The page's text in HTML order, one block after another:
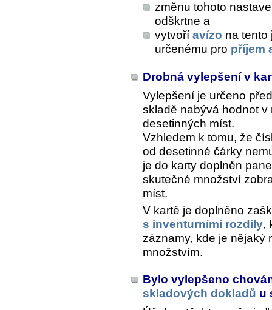
změnu tohoto
odškrtne a
vytvoří avízo na tento
určenému pro příjem
Drobná vylepšení v
Vylepšení je určeno
skladě nabývá hodnot
desetinných míst.
Vzhledem k tomu, že
od desetinné čárky
je do karty doplněn
skutečné množství
míst.
V kartě je doplněno
s inventurními rozdíly,
záznamy, kde je nějaký
množstvím.
Bylo vylepšeno
skladových dokladů u